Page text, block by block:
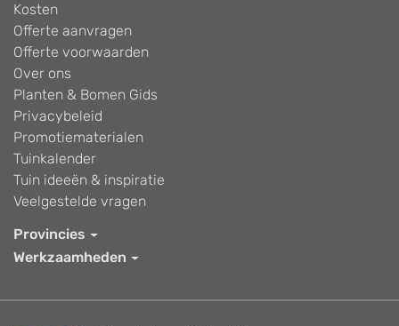
Kosten
Offerte aanvragen
Offerte voorwaarden
Over ons
Planten & Bomen Gids
Privacybeleid
Promotiematerialen
Tuinkalender
Tuin ideeën & inspiratie
Veelgestelde vragen
Provincies
Werkzaamheden